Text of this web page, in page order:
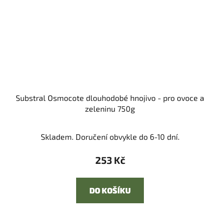
Substral Osmocote dlouhodobé hnojivo - pro ovoce a
zeleninu 750g
Skladem. Doručení obvykle do 6-10 dní.
253 Kč
DO KOŠÍKU